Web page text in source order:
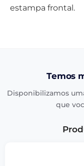
estampa frontal.
Temos
Disponibilizamos
que